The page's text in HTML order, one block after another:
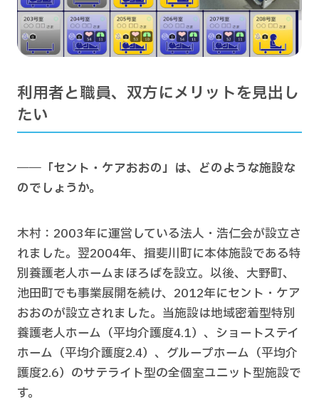
利用者と職員、双方にメリットを見出し
たい
――「セント・ケアおおの」は、どのような施設な
のでしょうか。
木村：2003年に運営している法人・浩仁会が設立さ
れました。翌2004年、揖斐川町に本体施設である特
別養護老人ホームまほろばを設立。以後、大野町、
池田町でも事業展開を続け、2012年にセント・ケア
おおのが設立されました。当施設は地域密着型特別
養護老人ホーム（平均介護度4.1）、ショートステイ
ホーム（平均介護度2.4）、グループホーム（平均介
護度2.6）のサテライト型の全個室ユニット型施設で
す。